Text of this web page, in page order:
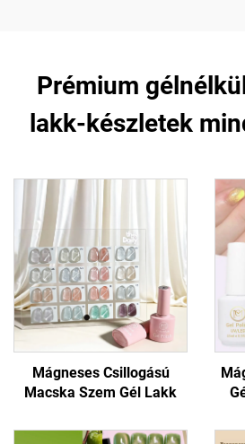
Prémium
lakk-készletek
Mágneses Csillogású
Macska Szem Gél Lakk